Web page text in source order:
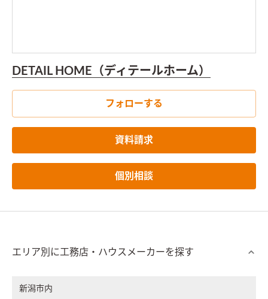
DETAIL HOME（ディテールホーム）
フォローする
資料請求
個別相談
エリア別に工務店・ハウスメーカーを探す
新潟市内